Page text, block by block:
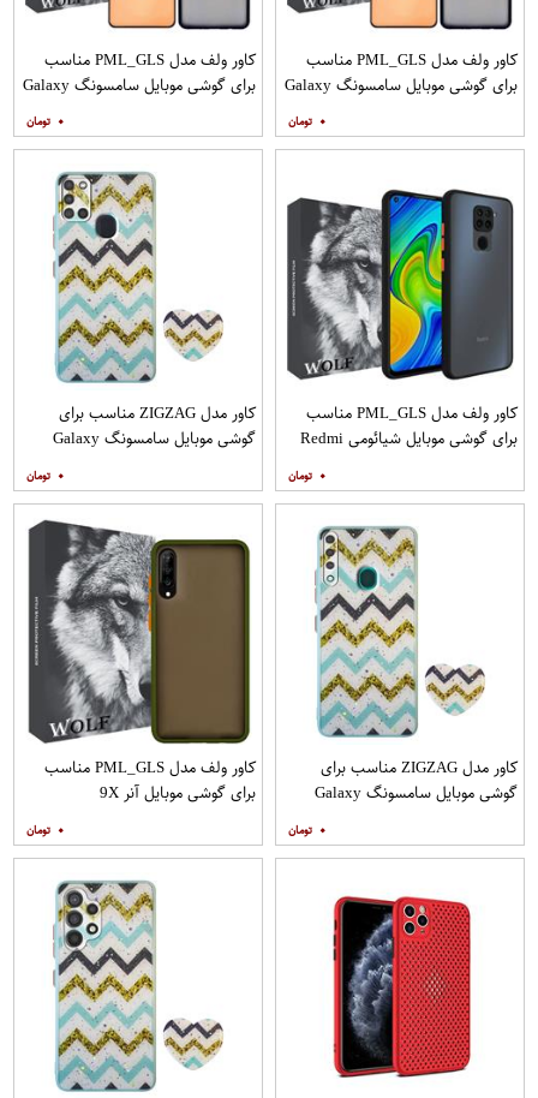
کاور ولف مدل PML_GLS مناسب
برای گوشی موبایل سامسونگ Galaxy
۰
کاور ولف مدل PML_GLS مناسب
برای گوشی موبایل سامسونگ Galaxy
مات
۰
کاور ولف مدل PML_GLS مناسب
برای گوشی موبایل شیائومی Redmi
۰
کاور مدل ZIGZAG مناسب برای
گوشی موبایل سامسونگ Galaxy
۰
کاور مدل ZIGZAG مناسب برای
گوشی موبایل سامسونگ Galaxy
۰
کاور ولف مدل PML_GLS مناسب
برای گوشی موبایل آنر 9X
۰